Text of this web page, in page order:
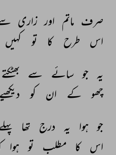
صرف ماتم اور زاری
اس
طرح کا تو کہیں
یہ جو سائے سے بھٹکتے
چھو کے ان کو دیکھیے
جو ہوا یہ درج تھا
اس کا مطلب تو ہوا